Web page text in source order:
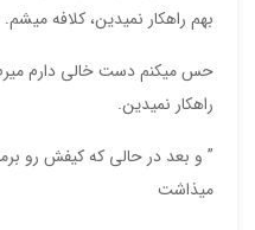
بهم راهکار نمیدین، کلافه میشم.
حس میکنم دست خالی دارم
راهکار نمیدین.
” و بعد در حالی که کیفش رو
میذاشت